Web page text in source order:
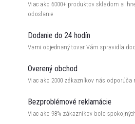
Viac ako 6000+ produktov skladom a
odoslanie
Dodanie do 24 hodín
Vami objednaný tovar Vám spravidla
Overený obchod
Viac ako 2000 zákazníkov nás odporúča
Bezproblémové reklamácie
Viac ako 98% zákazníkov bolo